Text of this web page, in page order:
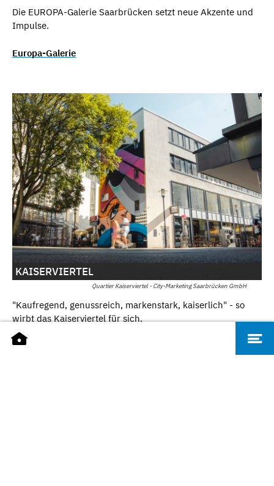
Die EUROPA-Galerie Saarbrücken setzt neue Akzente und
Impulse.
Europa-Galerie
Quartier Kaiserviertel - City-Marketing Saarbrücken GmbH
KAISERVIERTEL
"Kaufregend, genussreich, markenstark, kaiserlich" - so
wirbt das Kaiserviertel für sich.
Kaiserviertel